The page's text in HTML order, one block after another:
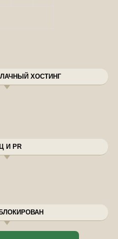
ХОСТИНГ
И PR